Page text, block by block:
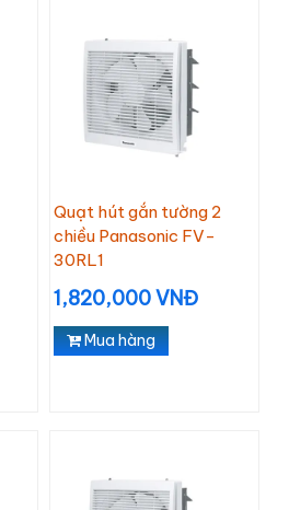
Quạt hút gắn tường 2
chiều Panasonic FV-
30RL1
1,820,000 VNĐ
Mua hàng